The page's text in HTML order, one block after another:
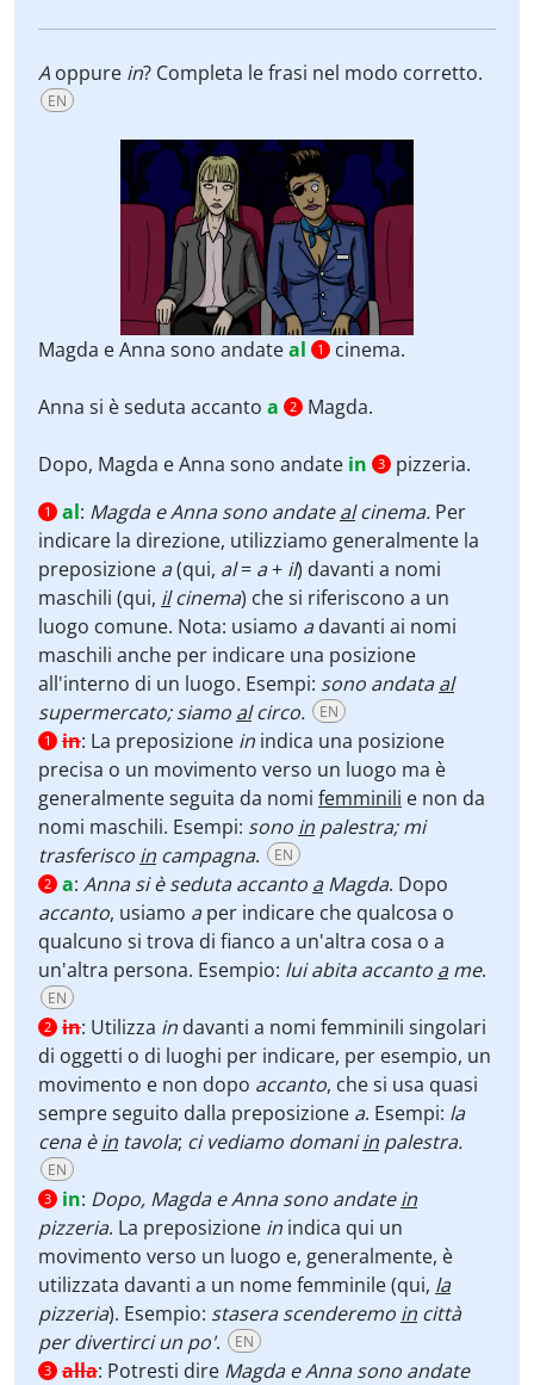
A oppure in? Completa le frasi nel modo corretto.
EN
Magda e Anna sono andateal 1 cinema.
Anna si è seduta accanto a 2 Magda.
Dopo, Magda e Anna sono andate in 3 pizzeria.
1 al: Magda e Anna sono andatealcinema. Per
indicare la direzione, utilizziamo generalmente la
preposizione a(qui, al= a+ il) davanti a nomi
maschili (qui, ilcinema) che si riferiscono a un
luogo comune. Nota: usiamo adavanti ai nomi
maschili anche per indicare una posizione
all'interno di un luogo. Esempi: sono andataal
supermercato; siamo alcirco. EN
1 in: La preposizione in indica una posizione
precisa o un movimento verso un luogo ma è
generalmente seguita da nomi femminili e non da
nomi maschili. Esempi: sono in palestra; mi
trasferisco in campagna. EN
2 a: Anna si è seduta accanto aMagda. Dopo
accanto, usiamo aper indicare che qualcosa o
qualcuno si trova di fianco a un'altra cosa o a
un'altra persona. Esempio: lui abita accanto ame.
EN
2 in: Utilizza in davanti a nomi femminili singolari
di oggetti o di luoghi per indicare, per esempio, un
movimento e non dopo accanto, che si usa quasi
sempre seguito dalla preposizione a. Esempi: la
cena èin tavola; ci vediamo domaniin palestra.
EN
3 in: Dopo, Magda e Anna sono andatein
pizzeria. La preposizione in indica qui un
movimento verso un luogo e, generalmente, è
utilizzata davanti a un nome femminile (qui, la
pizzeria). Esempio: stasera scenderemo in città
per divertirci un po'. EN
3 alla: Potresti dire Magda e Anna sono andate